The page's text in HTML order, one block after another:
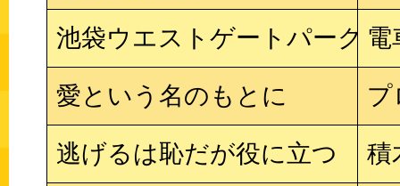
池袋ウエストゲートパーク 電
愛という名のもとに プ
逃げるは恥だが役に立つ 積